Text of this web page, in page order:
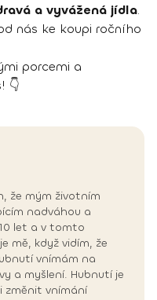
a vyvážená jídla.
nás ke koupi ročního
porcemi a
👇
že mým životním
nadváhou a
let a v tomto
mě, když vidím, že
vnímám na
a myšlení. Hubnutí je
změnit vnímání